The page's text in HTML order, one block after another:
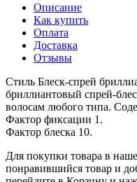
Описание
Как купить
Оплата
Доставка
Отзывы
Стиль Блеск-спрей
бриллиантовый спрей-
волосам любого типа.
Фактор фиксации 1.
Фактор блеска 10.
Для покупки товара в
понравившийся товар и